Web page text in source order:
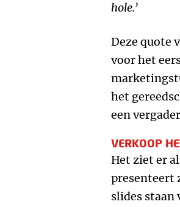
hole.’
Deze quote
voor het
het
een
VERKOOP
Het ziet er
presenteert
slides staan